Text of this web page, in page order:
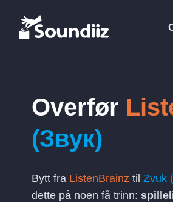
Overfør
(Звук)
Bytt fra ListenBrainz til Zvuk
dette på noen få trinn: